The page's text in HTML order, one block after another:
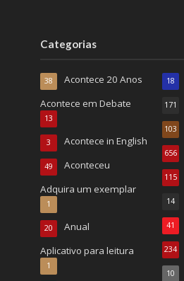
Categorias
Acontece 20 Anos
38
Acontece em Debate
13
Acontece in English
3
Aconteceu
49
Adquira um exemplar
1
Anual
20
Aplicativo para leitura
1
18
171
103
656
115
14
41
234
10